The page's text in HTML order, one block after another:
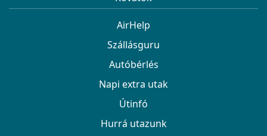
AirHelp
Szállásguru
Autóbérlés
Napi extra utak
Útinfó
Hurrá utazunk